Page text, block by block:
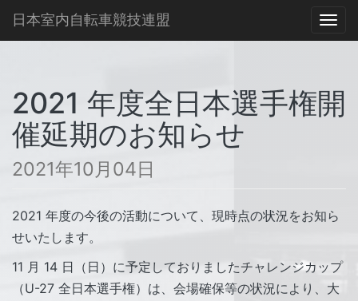
日本室内自転車競技連盟
2021 年度全日本選手権開
催延期のお知らせ
2021年10月04日
2021 年度の今後の活動について、現時点の状況をお知ら
せいたします。
11 月 14 日（日）に予定しておりましたチャレンジカップ
（U-27 全日本選手権）は、会場確保等の状況により、大